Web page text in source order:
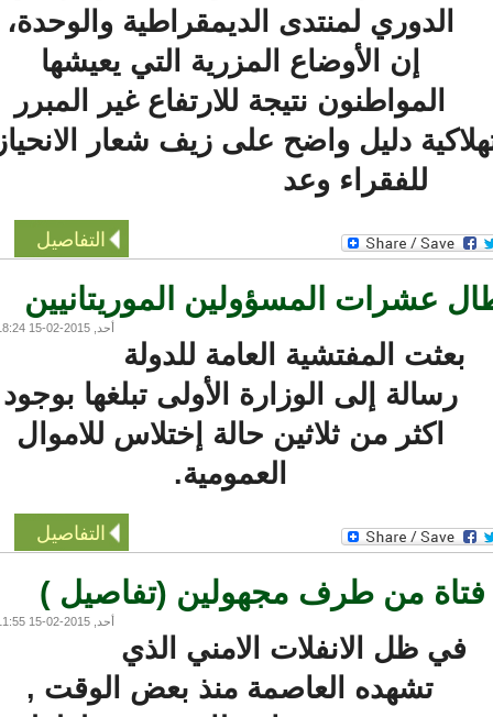
الدوري لمنتدى الديمقراطية والوحدة،
إن الأوضاع المزرية التي يعيشها
المواطنون نتيجة للارتفاع غير المبرر
دليل واضح على زيف شعار الانحياز
للفقراء وعد
التفاصيل
عشرات المسؤولين الموريتانيين
بعثت المفتشية العامة للدولة
رسالة إلى الوزارة الأولى تبلغها بوجود
اكثر من ثلاثين حالة إختلاس للاموال
العمومية.
التفاصيل
من طرف مجهولين (تفاصيل )
في ظل الانفلات الامني الذي
تشهده العاصمة منذ بعض الوقت ,